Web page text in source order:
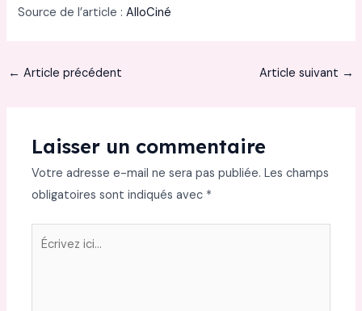
Source de l’article :AlloCiné
← Article précédent Article suivant →
Laisser un commentaire
Votre adresse e-mail ne sera pas publiée. Les champs
obligatoires sont indiqués avec *
Écrivez